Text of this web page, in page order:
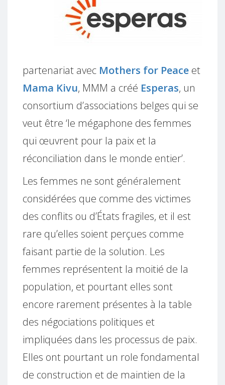
partenariat avec Mothers for Peace et
Mama Kivu, MMM a créé Esperas, un
consortium d’associations belges qui se
veut être ‘le mégaphone des femmes
qui œuvrent pour la paix et la
réconciliation dans le monde entier’.
Les femmes ne sont généralement
considérées que comme des victimes
des conflits ou d’États fragiles, et il est
rare qu’elles soient perçues comme
faisant partie de la solution. Les
femmes représentent la moitié de la
population, et pourtant elles sont
encore rarement présentes à la table
des négociations politiques et
impliquées dans les processus de paix.
Elles ont pourtant un role fondamental
de construction et de maintien de la